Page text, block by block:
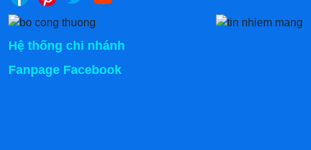
Hệ thống chi nhánh
Fanpage Facebook